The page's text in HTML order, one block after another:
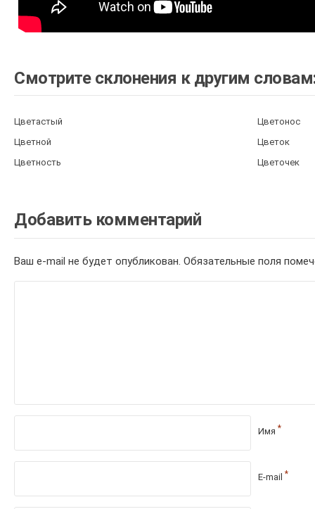
Смотрите склонения к другим
Цветастый
Цветонос
Цветной
Цветок
Цветность
Цветочек
Добавить комментарий
Ваш e-mail не будет опубликован. Обязательные поля
Имя *
E-mail *